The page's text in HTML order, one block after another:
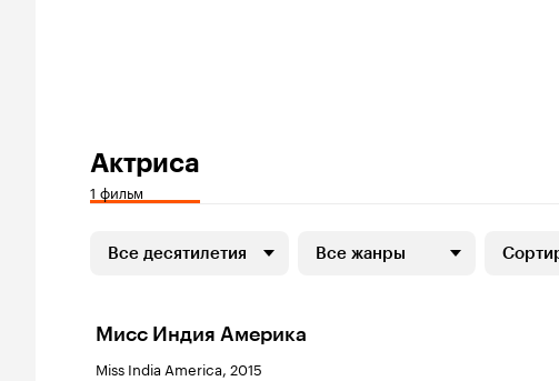
Актриса
1 фильм
Все десятилетия Все жанры
Мисс Индия Америка
Miss India America, 2015